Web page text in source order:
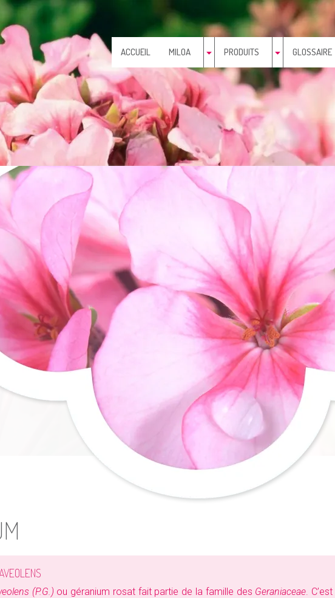
ACCUEIL MILOA PRODUITS GLOSSAIRE
(P.G.) ou géranium rosat fait partie de la famille des Geraniaceae .